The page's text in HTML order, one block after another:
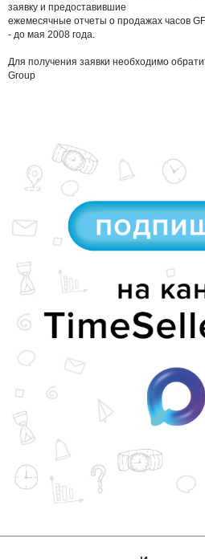
заявку и предоставившие
ежемесячные отчеты о продажах часов
- до мая 2008 года.
Для получения заявки необходимо
Group